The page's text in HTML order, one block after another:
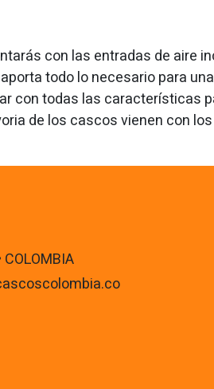
con las entradas de aire
todo lo necesario para
con todas las características
de los cascos vienen con